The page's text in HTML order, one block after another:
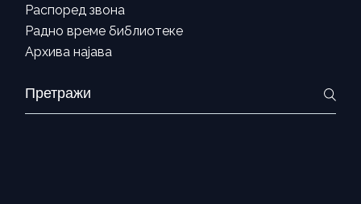
Распоред звона
Радно време библиотеке
Архива најава
Search
for: